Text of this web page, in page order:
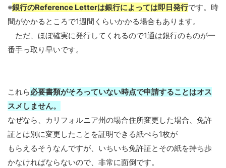
※銀行のReference Letterは銀行によっては即日発行です。時
間がかかるところで1週間くらいかかる場合もあります。
ただ、ほぼ確実に発行してくれるので1通は銀行のものが一
番手っ取り早いです。
これら必要書類がそろっていない時点で申請することはオス
スメしません。
なぜなら、カリフォルニア州の場合住所変更した場合、免許
証とは別に変更したことを証明できる紙ぺら1枚が
もらえるそうなんですが、いちいち免許証とその紙を持ち歩
かなければならないので、非常に面倒です。